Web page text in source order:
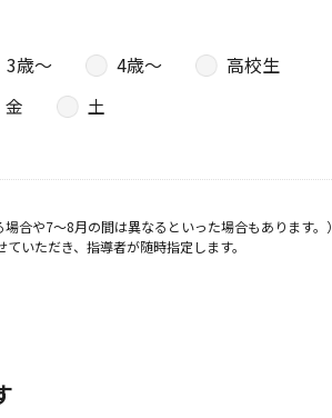
3歳〜 4歳〜
高校生
金
土
合や7～8月の間は異なるといった場合もあります。）
いただき、指導者が随時指定します。